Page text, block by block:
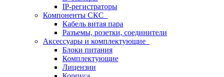
IP-регистраторы
Компоненты СКС
Кабель витая пара
Разъемы, розетки, соединители
Аксессуары и комплектующие
Блоки питания
Комплектующие
Лицензии